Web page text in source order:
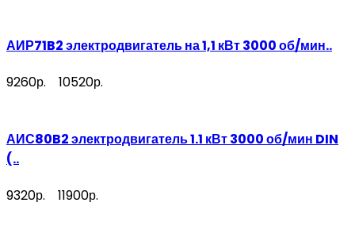
АИР71B2 электродвигатель на 1,1 кВт 3000 об/мин..
9260р. 10520р.
АИС80B2 электродвигатель 1.1 кВт 3000 об/мин DIN
(..
9320р. 11900р.